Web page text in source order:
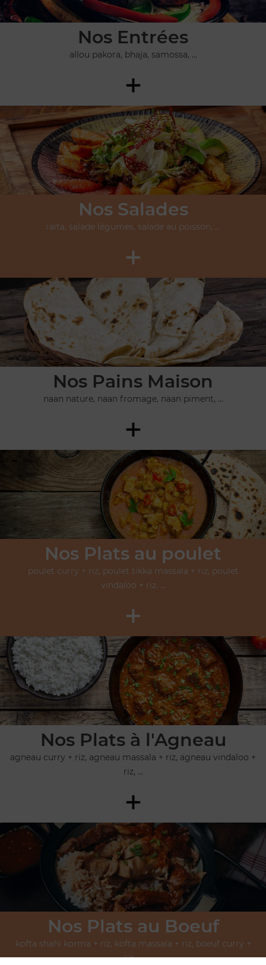
Nos Entrées
allou pakora, bhaja, samossa, ...
+
Nos Salades
raïta, salade légumes, salade au poisson, ...
+
Nos Pains Maison
naan nature, naan fromage, naan piment, ...
+
Nos Plats au poulet
poulet curry + riz, poulet tikka massala + riz, poulet
vindaloo + riz, ...
+
Nos Plats à l'Agneau
agneau curry + riz, agneau massala + riz, agneau vindaloo +
riz, ...
+
Nos Plats au Boeuf
kofta shahi korma + riz, kofta massala + riz, boeuf curry +
riz, ...